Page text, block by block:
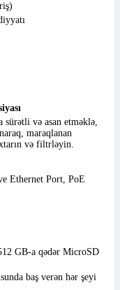
sürətli və asan etməklə,
maraqlanan
və filtrləyin.
Ethernet Port, PoE
GB-a qədər MicroSD
baş verən hər şeyi